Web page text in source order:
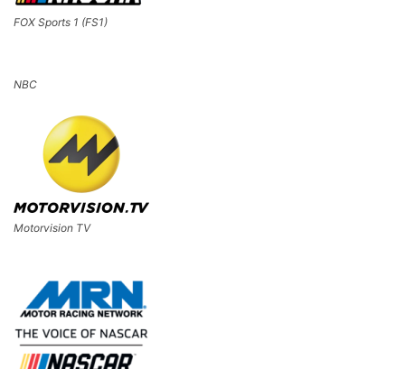
FOX Sports 1 (FS1)
NBC
Motorvision TV